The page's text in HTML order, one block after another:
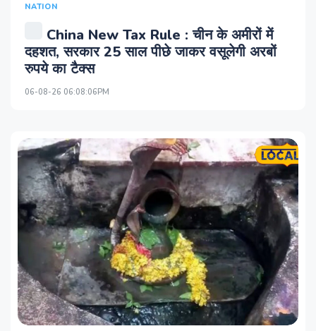
NATION
China New Tax Rule : चीन के अमीरों में
दहशत, सरकार 25 साल पीछे जाकर वसूलेगी अरबों
रुपये का टैक्स
06-08-26 06:08:06PM